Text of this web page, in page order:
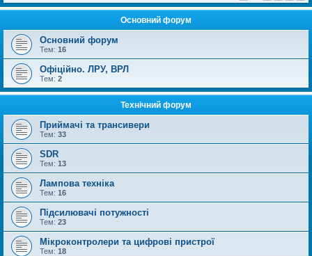
Основний форум
Основний форум
Тем: 16
Офіційно. ЛРУ, ВРЛ
Тем: 2
Технічний форум
Приймачі та трансивери
Тем: 33
SDR
Тем: 13
Лампова техніка
Тем: 16
Підсилювачі потужності
Тем: 23
Мікроконтролери та цифрові пристрої
Тем: 18